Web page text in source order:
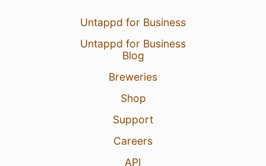
Untappd for Business
Untappd for Business
Blog
Breweries
Shop
Support
Careers
API